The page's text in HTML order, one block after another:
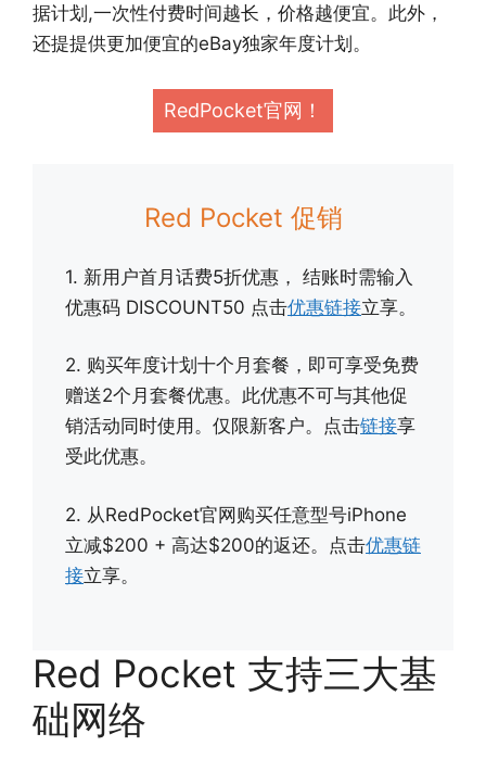
据计划,一次性付费时间越长，价格越便宜。此外，
还提提供更加便宜的eBay独家年度计划。
RedPocket官网！
Red Pocket 促销
1. 新用户首月话费5折优惠， 结账时需输入
优惠码 DISCOUNT50 点击优惠链接立享。
2. 购买年度计划十个月套餐，即可享受免费
赠送2个月套餐优惠。此优惠不可与其他促
销活动同时使用。仅限新客户。点击链接享
受此优惠。
2. 从RedPocket官网购买任意型号iPhone
立减$200 + 高达$200的返还。点击优惠链
接立享。
Red Pocket 支持三大基
础网络